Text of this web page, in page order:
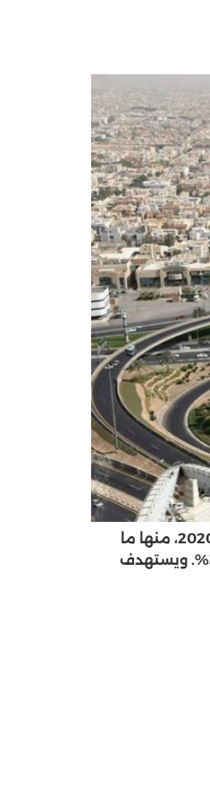
عقار المملكه العربيه السعوديه : سجّل برنامج إيجار التابعة لوزارة الإسكان السعودية أكثر من مليون عقد إيجاري جديد خلال العام الماضي 2020، منها ما
يتجاوز 850 ألف عقد سكني، ونحو 140 ألف عقد تجاري، فيما بلغت نسبة المستفيدين من ميزة السداد الشهري للعقود الإيجارية السكنية 33%. ويستهدف